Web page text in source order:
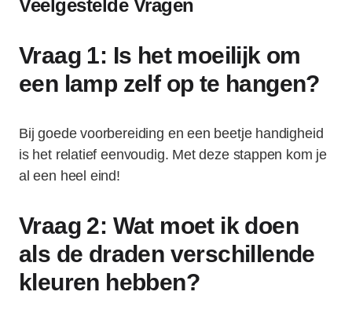
Veelgestelde Vragen
Vraag 1: Is het moeilijk om
een lamp zelf op te hangen?
Bij goede voorbereiding en een beetje handigheid
is het relatief eenvoudig. Met deze stappen kom je
al een heel eind!
Vraag 2: Wat moet ik doen
als de draden verschillende
kleuren hebben?